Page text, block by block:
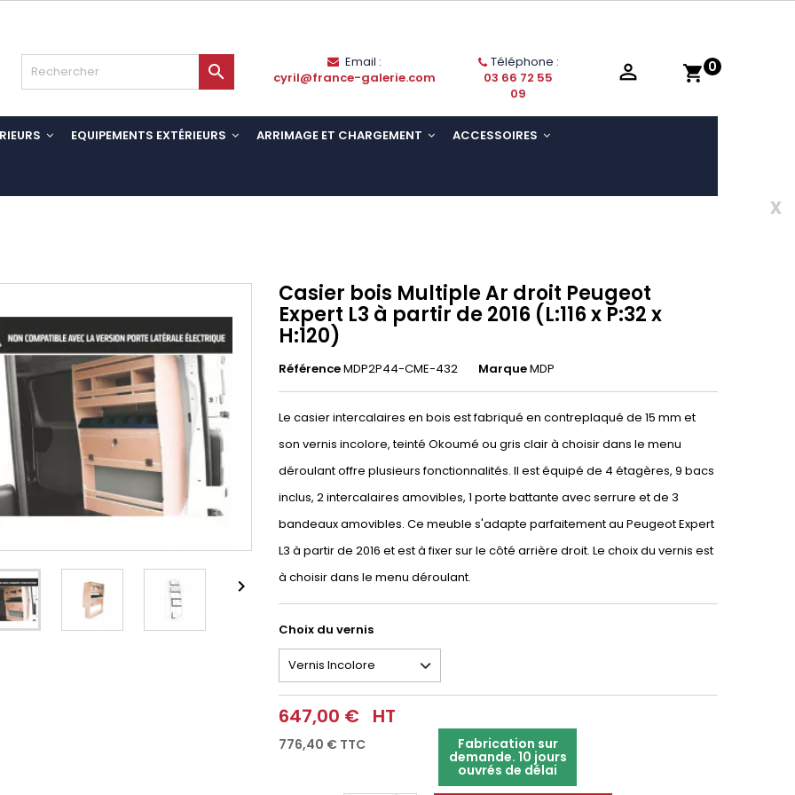
shopping_cart 0

Email :
cyril@france-galerie.com
Téléphone :
03 66 72 55
09

EQUIPEMENTS EXTÉRIEURS ARRIMAGE ET CHARGEMENT ACCESSOIRES
x

Casier bois Multiple Ar droit Peugeot
Expert L3 à partir de 2016 (L:116 x P:32 x
H:120)
RéférenceMDP2P44-CME-432 MarqueMDP
Le casier intercalaires en bois est fabriqué en contreplaqué de 15 mm et
son vernis incolore, teinté Okoumé ou gris clair à choisir dans le menu
déroulant offre plusieurs fonctionnalités. Il est équipé de 4 étagères, 9 bacs
inclus, 2 intercalaires amovibles, 1 porte battante avec serrure et de 3
bandeaux amovibles. Ce meuble s'adapte parfaitement au Peugeot Expert
L3 à partir de 2016 et est à fixer sur le côté arrière droit. Le choix du vernis est
à choisir dans le menu déroulant.
Choix du vernis
647,00 € HT
776,40 € TTC Fabrication sur
demande. 10 jours
ouvrés de délai